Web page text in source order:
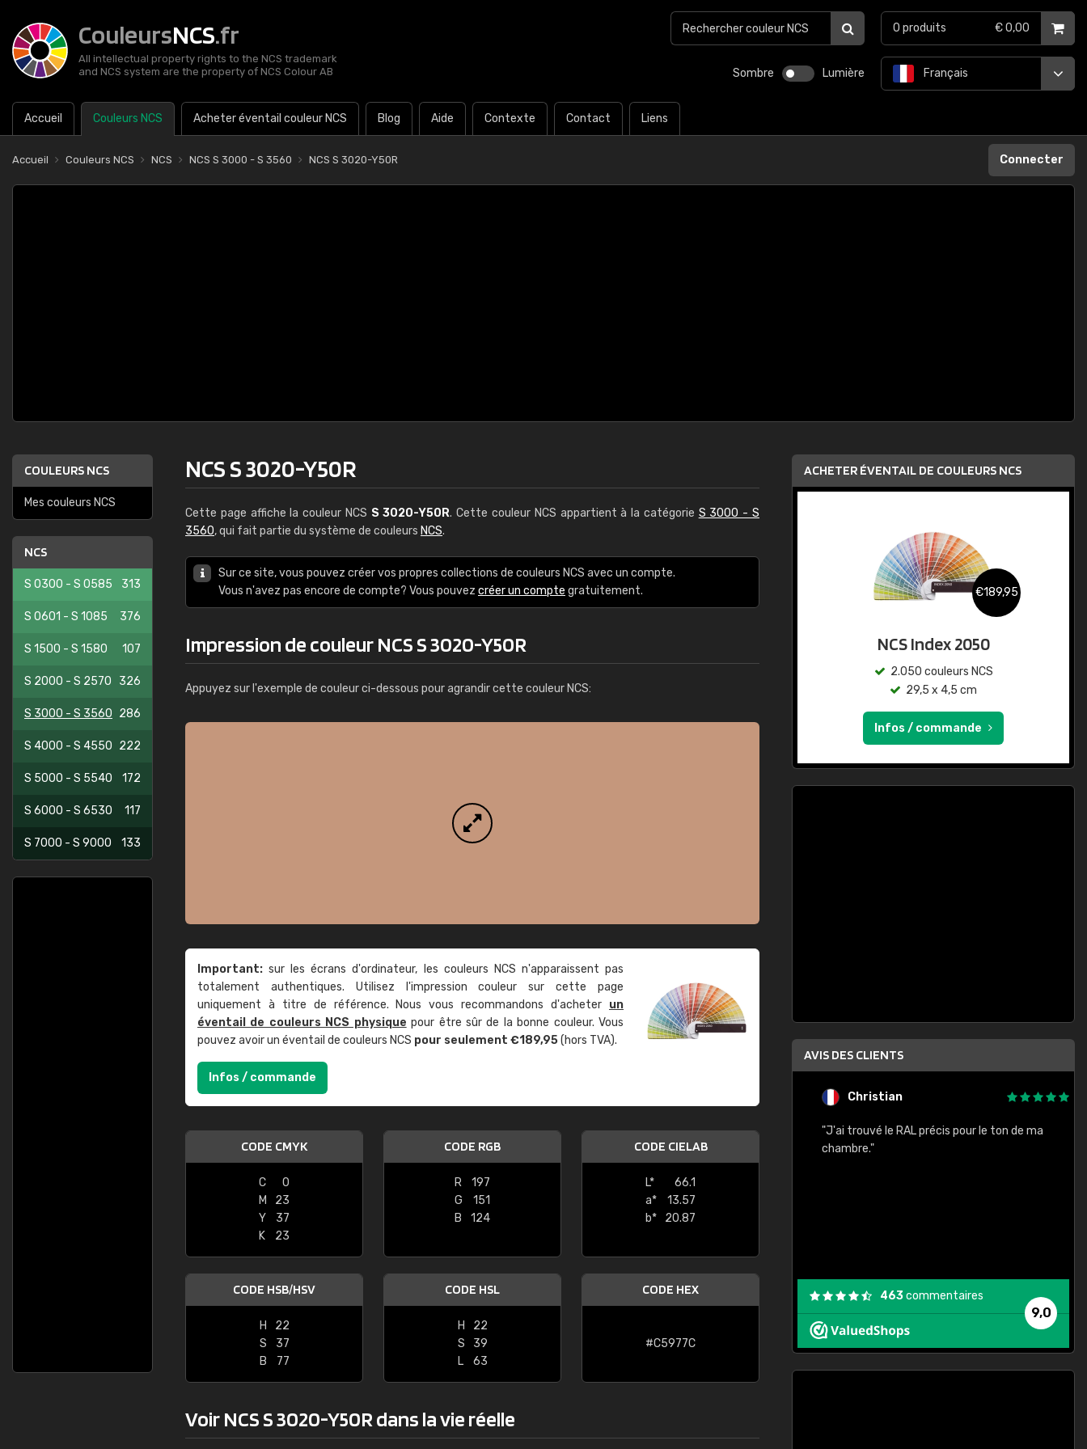
CouleursNCS.fr
All intellectual property rights to the NCS trademark
and NCS system are the property of NCS Colour AB
Sombre Lumière
Accueil Couleurs NCS Acheter éventail couleur NCS Blog Aide Contexte Contact Liens
Français
0 produits € 0,00
Accueil Couleurs NCS NCS NCS S 3000 - S 3560 NCS S 3020-Y50R Connecter
COULEURS NCS
Mes couleurs NCS
NCS
S 0300 - S 0585 313
S 0601 - S 1085 376
S 1500 - S 1580 107
S 2000 - S 2570 326
S 3000 - S 3560 286
S 4000 - S 4550 222
S 5000 - S 5540 172
S 6000 - S 6530 117
S 7000 - S 9000 133
NCS S 3020-Y50R
Cette page affiche la couleur NCS S 3020-Y50R. Cette couleur NCS appartient à la catégorie S 3000 - S
3560, qui fait partie du système de couleurs NCS.
Sur ce site, vous pouvez créer vos propres collections de couleurs NCS avec un compte.
Vous n'avez pas encore de compte? Vous pouvez créer un compte gratuitement.
Impression de couleur NCS S 3020-Y50R
Appuyez sur l'exemple de couleur ci-dessous pour agrandir cette couleur NCS:
Important: sur les écrans d'ordinateur, les couleurs NCS n'apparaissent pas
totalement authentiques. Utilisez l'impression couleur sur cette page
uniquement à titre de référence. Nous vous recommandons d'acheter un
éventail de couleurs NCS physique pour être sûr de la bonne couleur. Vous
pouvez avoir un éventail de couleurs NCS pour seulement €189,95(hors TVA).
Infos / commande
CODE CMYK
C
0
M
23
Y
37
K
23
CODE RGB
R
197
G
151
B
124
CODE CIELAB
L*
66.1
a*
13.57
b*
20.87
CODE HSB/HSV
H
22
S
37
B
77
CODE HSL
H
22
S
39
L
63
CODE HEX
#C5977C
Voir NCS S 3020-Y50R dans la vie réelle
ACHETER ÉVENTAIL DE COULEURS NCS
€189,95
NCS Index 2050
2.050 couleurs NCS
29,5 x 4,5 cm
Infos / commande
AVIS DES CLIENTS
"Le site ne permet pas de voir clairement quels
sont les produits disponibles. Il y a plusieurs
palettes de couleurs: Classic, Design, etc. On ne
comprend pas qui est quoi. La livraison s'est
bien passé et le produit reçu me convient."
Christian
"J'ai trouvé le RAL précis pour le ton de ma
chambre."
9,0
463commentaires